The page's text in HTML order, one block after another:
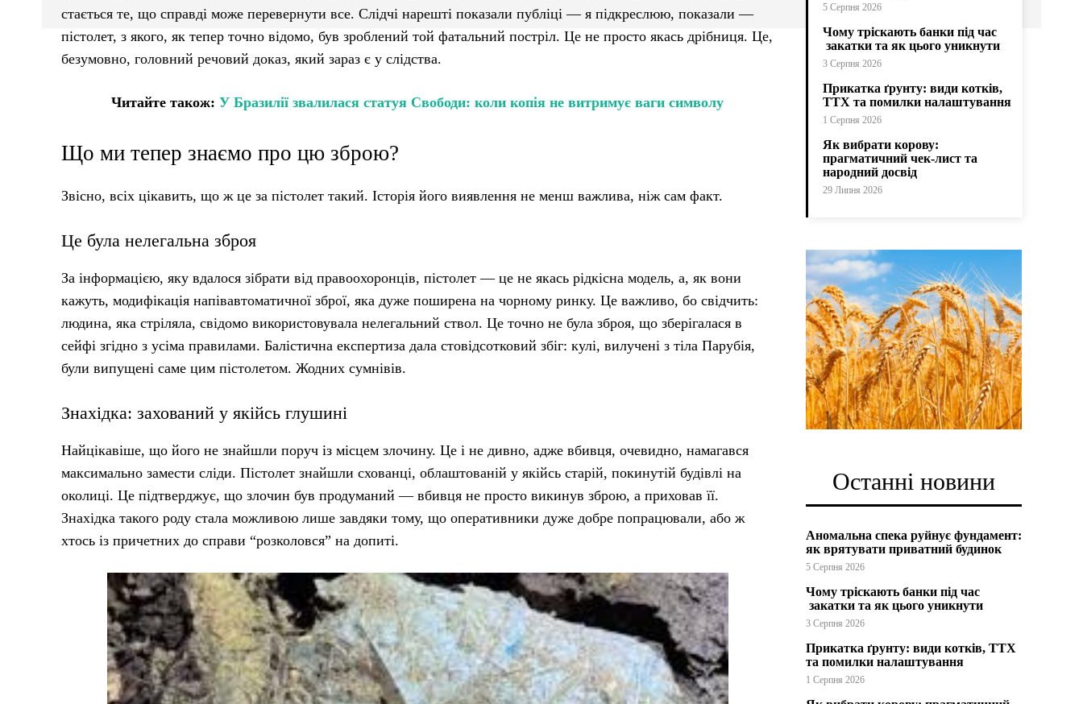
стається те, що справді може перевернути все. Слідчі нарешті показали публіці — я підкреслюю, показали —
пістолет, з якого, як тепер точно відомо, був зроблений той фатальний постріл. Це не просто якась дрібниця. Це,
безумовно, головний речовий доказ, який зараз є у слідства.
Читайте також: У Бразилії звалилася статуя Свободи: коли копія не витримує ваги символу
Що ми тепер знаємо про цю зброю?
Звісно, всіх цікавить, що ж це за пістолет такий. Історія його виявлення не менш важлива, ніж сам факт.
Це була нелегальна зброя
За інформацією, яку вдалося зібрати від правоохоронців, пістолет — це не якась рідкісна модель, а, як вони
кажуть, модифікація напівавтоматичної зброї, яка дуже поширена на чорному ринку. Це важливо, бо свідчить:
людина, яка стріляла, свідомо використовувала нелегальний ствол. Це точно не була зброя, що зберігалася в
сейфі згідно з усіма правилами. Балістична експертиза дала стовідсотковий збіг: кулі, вилучені з тіла Парубія,
були випущені саме цим пістолетом. Жодних сумнівів.
Знахідка: захований у якійсь глушині
Найцікавіше, що його не знайшли поруч із місцем злочину. Це і не дивно, адже вбивця, очевидно, намагався
максимально замести сліди. Пістолет знайшли схованці, облаштованій у якійсь старій, покинутій будівлі на
околиці. Це підтверджує, що злочин був продуманий — вбивця не просто викинув зброю, а приховав її.
Знахідка такого роду стала можливою лише завдяки тому, що оперативники дуже добре попрацювали, або ж
хтось із причетних до справи “розколовся” на допиті.
5 Серпня 2026
Чому тріскають банки під час
закатки та як цього уникнути
3 Серпня 2026
Прикатка ґрунту: види котків,
ТТХ та помилки налаштування
1 Серпня 2026
Як вибрати корову:
прагматичний чек-лист та
народний досвід
29 Липня 2026
Останні новини
Аномальна спека руйнує фундамент:
як врятувати приватний будинок
5 Серпня 2026
Чому тріскають банки під час
закатки та як цього уникнути
3 Серпня 2026
Прикатка ґрунту: види котків, ТТХ
та помилки налаштування
1 Серпня 2026